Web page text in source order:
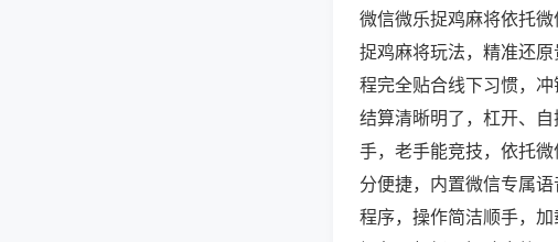
微信微乐捉鸡麻将依托
捉鸡麻将玩法，精准还
程完全贴合线下习惯，
结算清晰明了，杠开、
手，老手能竞技，依托
分便捷，内置微信专属
程序，操作简洁顺手，